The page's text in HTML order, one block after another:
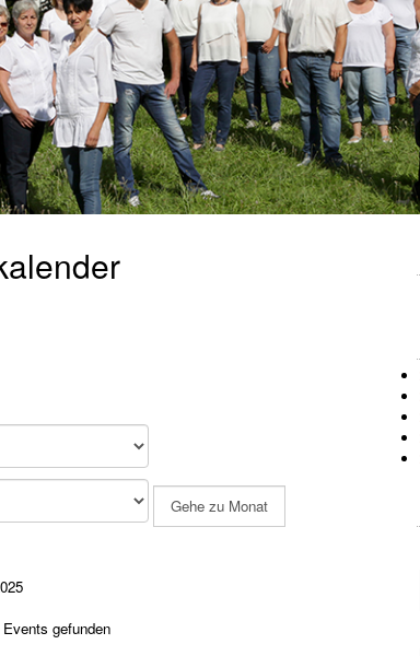
Gehe zu Monat
gefunden